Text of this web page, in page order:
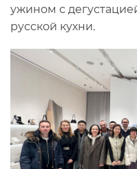
ужином с
русской кухни.